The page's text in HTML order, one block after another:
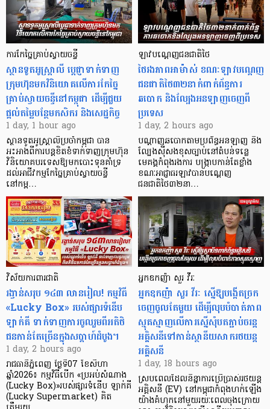
ការកែច្នៃគ្រាប់ស្វាយចន្ទី
ស្ថានទូតអូស្ត្រាលី ប្តេជ្ញាទាក់ទាញ
ក្រុមហ៊ុនមក​វិនិយោគលើការកែច្នៃ
គ្រាប់ស្វាយចន្ទីនៅកម្ពុជា ដើម្បីជួយ
ផ្តល់តម្លៃបន្ថែមកសិករ និងសេដ្ឋកិច្ច
1 day, 1 hour ago
ស្ថានទូតអូស្ត្រាលីប្រចាំកម្ពុជា បាន
អះអាងពីការបន្តខិតខំទាក់ទាញក្រុមហ៊ុន
វិនិយោគបរទេសឱ្យមកបោះទុនគាំទ្រ
ដល់អាជីវកម្មកែច្នៃគ្រាប់ស្វាយចន្ទី
នៅកម្ព…
ឡាវបណ្តេញជនជាតិថៃ
ថៃរងភាពអាម៉ាស់ ខណៈឡាវបណ្តេញ
ជនជាតិថៃ៣២នាក់ពាក់ព័ន្ធការ
ឆបោក និងល្បែងអនឡាញចេញពី
ប្រទេស
1 day, 2 hours ago
បណ្តាញឆបោកតាមប្រព័ន្ធអនឡាញ និង
ល្បែងស៊ីសងខុសច្បាប់នៅតំបន់ទន្លេ
មេគង្គកំពុងរងការ បង្ក្រាប​កាន់តែខ្លាំង
ខណៈអាជ្ញាធរឡាវបានបណ្តេញ
ជនជាតិថៃ៣២នា…
វិស័យការពារជាតិ
រង្វាន់សរុប ១៤៣ លានរៀល! កម្មវិធី
«Lucky Box» របស់ផ្សារទំនើប
ឡាក់គី ទាក់ទាញការចូលរួមពីអតិថិ
ជនកាន់តែច្រើនក្នុងសប្តាហ៍ដំបូង។
1 day, 2 hours ago
រាជធានីភ្នំពេញ ថ្ងៃទី07 ខែសីហា
ឆ្នាំ2026៖ កម្មវិធីបើក «ប្រអប់សំណាង
(Lucky Box)»របស់ផ្សារទំនើប ឡាក់គី
(Lucky Supermarket) គិត
អ្នកឧកញ៉ា សួរ វីរៈ
អ្នកឧកញ៉ា សួរ វីរៈ ស្នើឱ្យបង្កើតច្រក
ចេញចូលតែមួយ ដើម្បីលុបបំបាត់ភាព
ស្មុគស្មាញលើការស្នើសុំបតភ្ជាប់ចរន្ត
អគ្គិសនីទៅកាន់ស្ថានីយសាករថយន្ត
អគ្គិសនី
1 day, 18 hours ago
ស្របពេលដែលនិន្នាការប្រើប្រាស់រថយន្ត
អគ្គិសនី (EV) នៅកម្ពុជាកំពុងហក់ឡើង
យ៉ាងគំហុកនៅមួយរយៈពេលចុងក្រោយ